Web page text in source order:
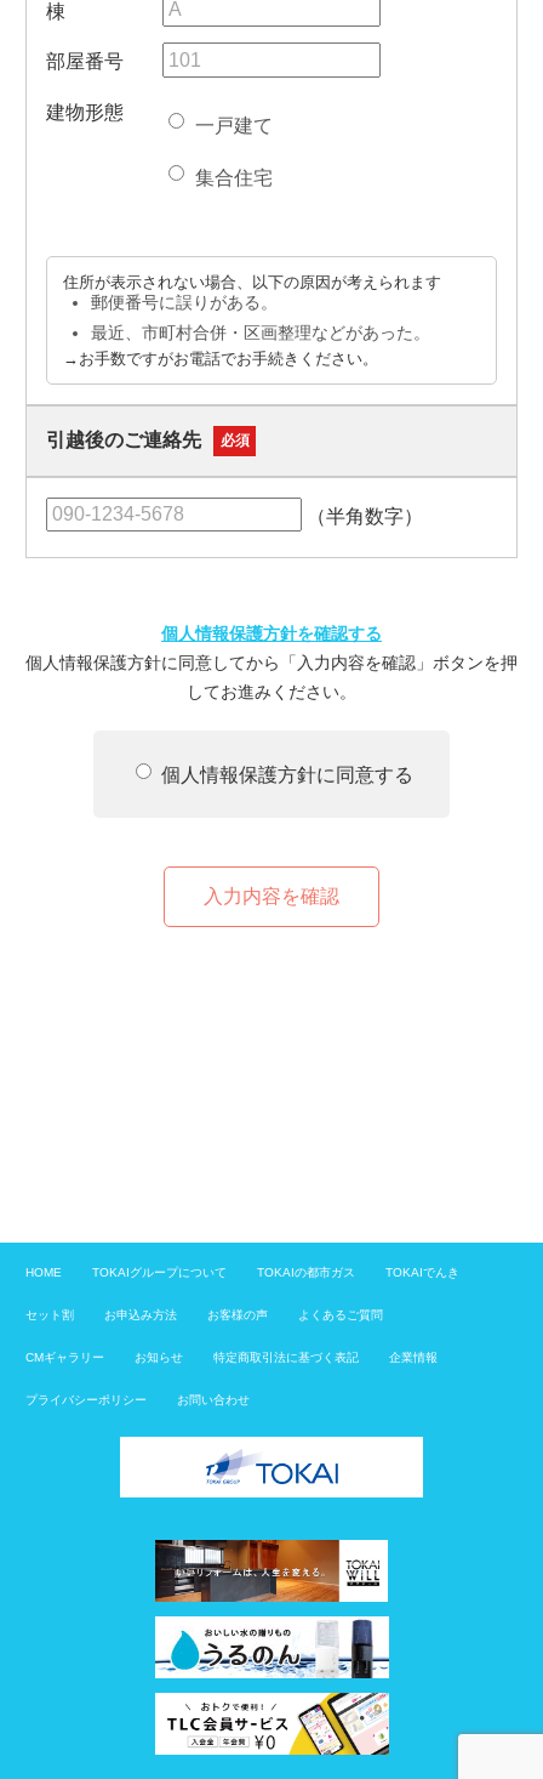
棟
部屋番号
建物形態
一戸建て
集合住宅
住所が表示されない場合、 以下の原因が考えられます
郵便番号に誤りがある。
最近、市町村合併・区画整理などがあった。
→お手数ですがお電話でお手続きください。
引越後のご連絡先 必須
（半角数字）
個人情報保護方針を確認する
個人情報保護方針に同意してから「入力内容を確認」ボタンを押
してお進みください。
個人情報保護方針に同意する
入力内容を確認
HOME TOKAIグループについて TOKAIの都市ガス TOKAIでんき
セット割 お申込み方法 お客様の声 よくあるご質問
CMギャラリー お知らせ 特定商取引法に基づく表記 企業情報
プライバシーポリシー お問い合わせ